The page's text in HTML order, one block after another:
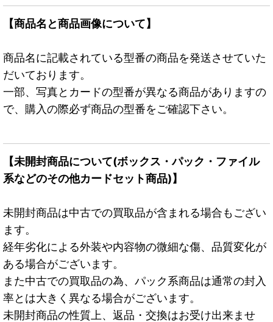
【商品名と商品画像について】
商品名に記載されている型番の商品を発送させていた
だいております。
一部、写真とカードの型番が異なる商品がありますの
で、購入の際必ず商品の型番をご確認下さい。
【未開封商品について(ボックス・パック・ファイル
系などのその他カードセット商品)】
未開封商品は中古での買取品が含まれる場合もござい
ます。
経年劣化による外装や内容物の微細な傷、品質変化が
ある場合がございます。
また中古での買取品の為、パック系商品は通常の封入
率とは大きく異なる場合がございます。
未開封商品の性質上、返品・交換はお受け出来ませ